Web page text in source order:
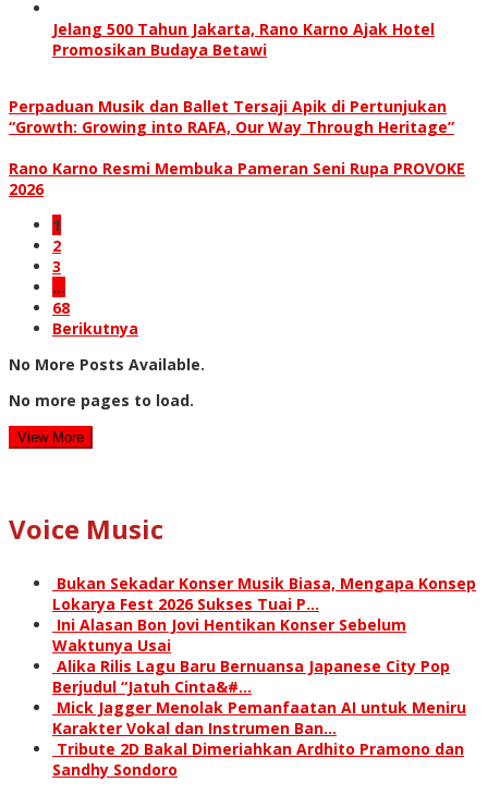
Jelang 500 Tahun Jakarta, Rano Karno Ajak Hotel
Promosikan Budaya Betawi
Perpaduan Musik dan Ballet Tersaji Apik di Pertunjukan
“Growth: Growing into RAFA, Our Way Through Heritage”
Rano Karno Resmi Membuka Pameran Seni Rupa PROVOKE
2026
1
2
3
…
68
Berikutnya
No More Posts Available.
No more pages to load.
View More
Voice Music
Bukan Sekadar Konser Musik Biasa, Mengapa Konsep
Lokarya Fest 2026 Sukses Tuai P…
Ini Alasan Bon Jovi Hentikan Konser Sebelum
Waktunya Usai
Alika Rilis Lagu Baru Bernuansa Japanese City Pop
Berjudul “Jatuh Cinta&#…
Mick Jagger Menolak Pemanfaatan AI untuk Meniru
Karakter Vokal dan Instrumen Ban…
Tribute 2D Bakal Dimeriahkan Ardhito Pramono dan
Sandhy Sondoro